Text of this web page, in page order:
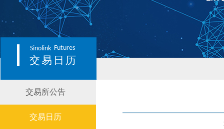
Sinolink Futures
交易日历
交易所公告
交易日历